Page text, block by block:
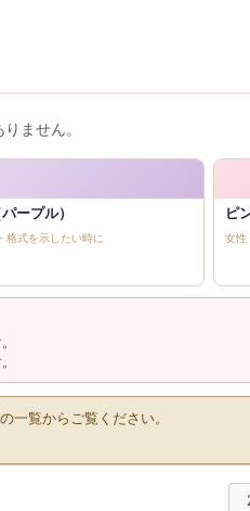
ません。
ープル）
格式を示したい時に
ピ
女性
一覧からご覧ください。